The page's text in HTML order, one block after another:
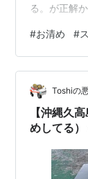
る。が正解
けが確定し
ズとか色々
います。 お
のお守りが
あります。
が切れてし
#お清め #
Toshiの
【沖縄久
めしてる